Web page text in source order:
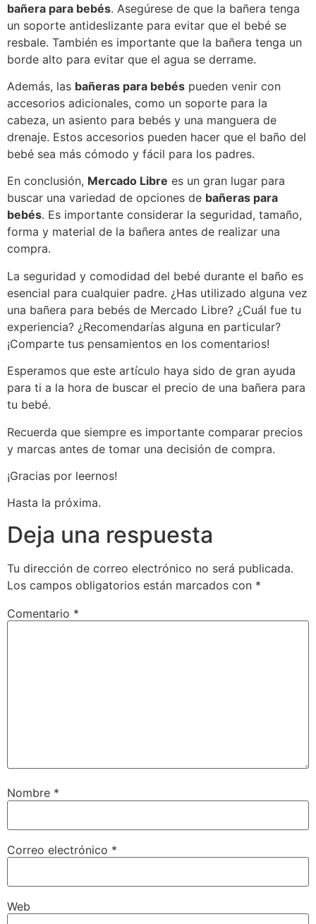
bañera para bebés. Asegúrese de que la bañera tenga
un soporte antideslizante para evitar que el bebé se
resbale. También es importante que la bañera tenga un
borde alto para evitar que el agua se derrame.
Además, las bañeras para bebés pueden venir con
accesorios adicionales, como un soporte para la
cabeza, un asiento para bebés y una manguera de
drenaje. Estos accesorios pueden hacer que el baño del
bebé sea más cómodo y fácil para los padres.
En conclusión, Mercado Libre es un gran lugar para
buscar una variedad de opciones de bañeras para
bebés. Es importante considerar la seguridad, tamaño,
forma y material de la bañera antes de realizar una
compra.
La seguridad y comodidad del bebé durante el baño es
esencial para cualquier padre. ¿Has utilizado alguna vez
una bañera para bebés de Mercado Libre? ¿Cuál fue tu
experiencia? ¿Recomendarías alguna en particular?
¡Comparte tus pensamientos en los comentarios!
Esperamos que este artículo haya sido de gran ayuda
para ti a la hora de buscar el precio de una bañera para
tu bebé.
Recuerda que siempre es importante comparar precios
y marcas antes de tomar una decisión de compra.
¡Gracias por leernos!
Hasta la próxima.
Deja una respuesta
Tu dirección de correo electrónico no será publicada.
Los campos obligatorios están marcados con *
Comentario *
Nombre *
Correo electrónico *
Web